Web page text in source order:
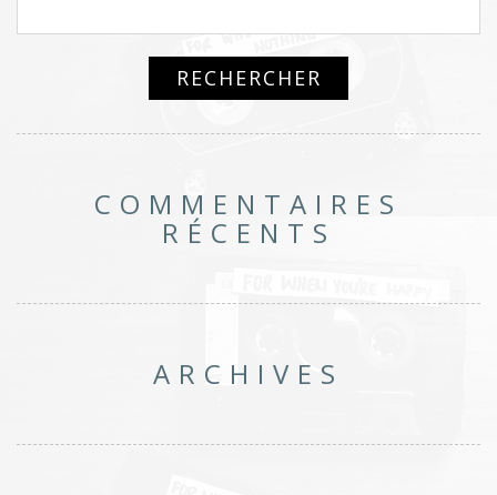
COMMENTAIRES
RÉCENTS
ARCHIVES